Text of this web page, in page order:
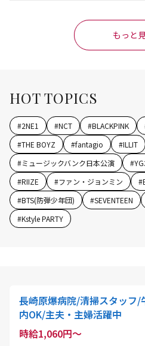
もっと
HOT TOPICS
#2NE1 #NCT #BLACKPINK
#THE BOYZ #fantagio #ILLIT
#ミュージックバンク日本公演 #
#RIIZE #ファン・ジョンミン #
#BTS(防弾少年団) #SEVENTEEN
#Kstyle PARTY
長崎原爆病院/清掃スタッフ
内OK/主夫・主婦活躍中
時給1,060円～